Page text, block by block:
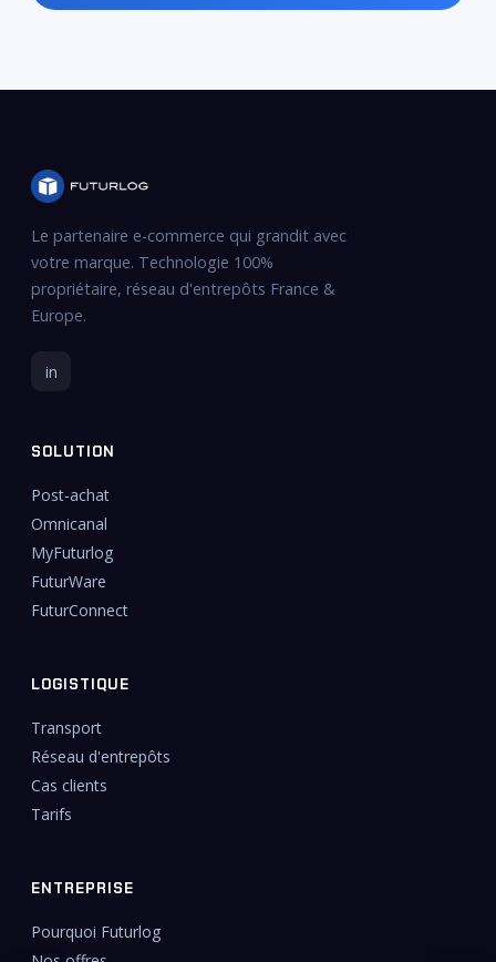
Le partenaire e-commerce qui grandit avec
votre marque. Technologie 100%
propriétaire, réseau d'entrepôts France &
Europe.
in
SOLUTION
Post-achat
Omnicanal
MyFuturlog
FuturWare
FuturConnect
LOGISTIQUE
Transport
Réseau d'entrepôts
Cas clients
Tarifs
ENTREPRISE
Pourquoi Futurlog